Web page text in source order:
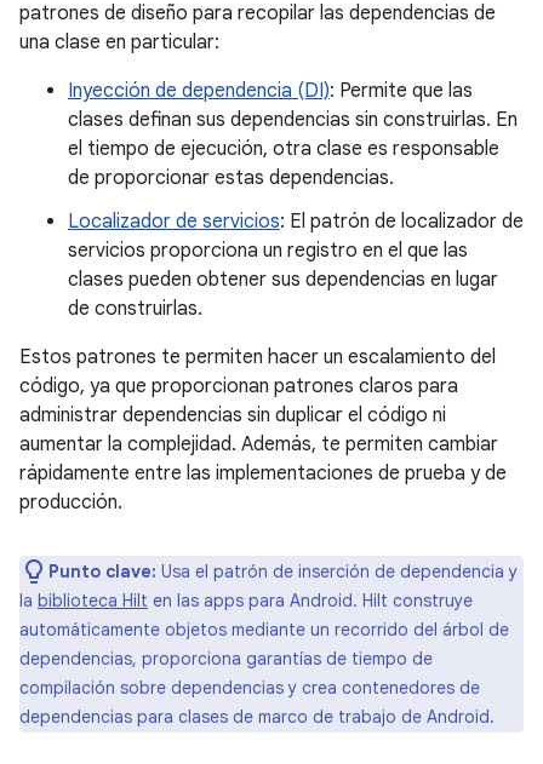
patrones de diseño para recopilar las dependencias de
una clase en particular:
Inyección de dependencia (DI): Permite que las
clases definan sus dependencias sin construirlas. En
el tiempo de ejecución, otra clase es responsable
de proporcionar estas dependencias.
Localizador de servicios: El patrón de localizador de
servicios proporciona un registro en el que las
clases pueden obtener sus dependencias en lugar
de construirlas.
Estos patrones te permiten hacer un escalamiento del
código, ya que proporcionan patrones claros para
administrar dependencias sin duplicar el código ni
aumentar la complejidad. Además, te permiten cambiar
rápidamente entre las implementaciones de prueba y de
producción.
Punto clave: Usa el patrón de inserción de dependencia y
la biblioteca Hilt en las apps para Android. Hilt construye
automáticamente objetos mediante un recorrido del árbol de
dependencias, proporciona garantías de tiempo de
compilación sobre dependencias y crea contenedores de
dependencias para clases de marco de trabajo de Android.